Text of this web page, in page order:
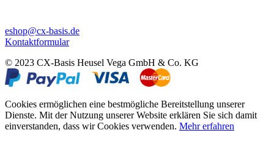
eshop@cx-basis.de
Kontaktformular
© 2023 CX-Basis Heusel Vega GmbH & Co. KG
Cookies ermöglichen eine bestmögliche Bereitstellung unserer
Dienste. Mit der Nutzung unserer Website erklären Sie sich damit
einverstanden, dass wir Cookies verwenden. Mehr erfahren